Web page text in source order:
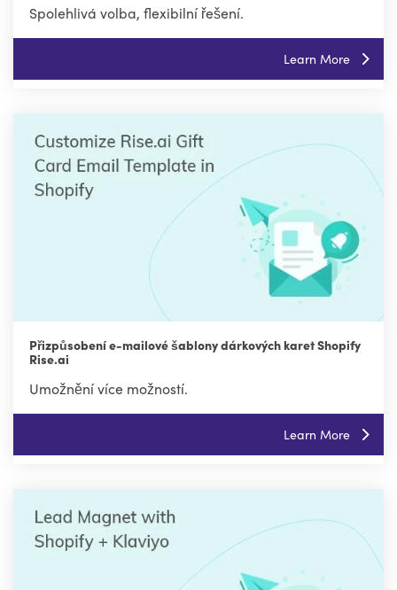
Spolehlivá volba, flexibilní řešení.
Learn More
Přizpůsobení e-mailové šablony dárkových karet Shopify
Rise.ai
Umožnění více možností.
Learn More